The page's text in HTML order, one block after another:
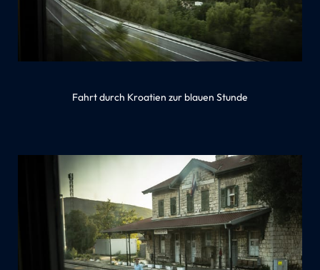
Fahrt durch Kroatien zur blauen Stunde